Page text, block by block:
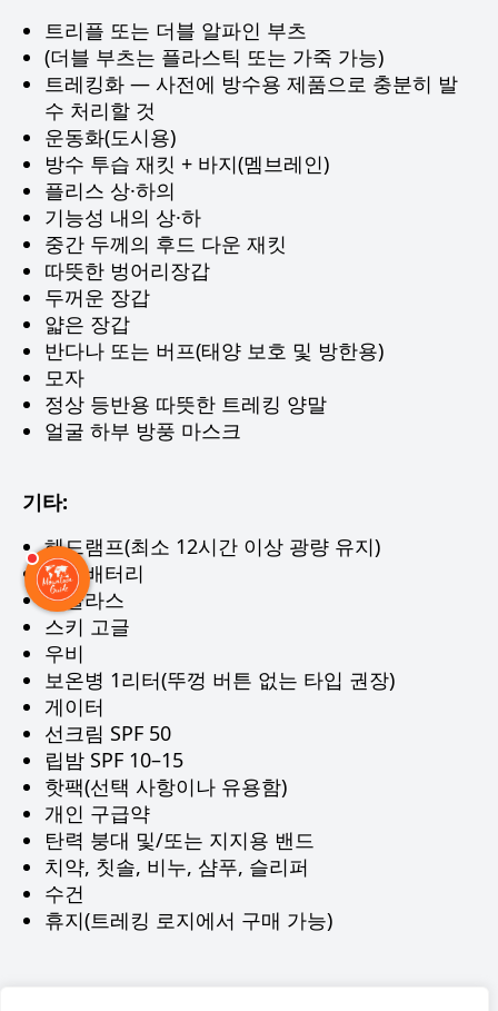
트리플 또는 더블 알파인 부츠
(더블 부츠는 플라스틱 또는 가죽 가능)
트레킹화 — 사전에 방수용 제품으로 충분히 발
수 처리할 것
운동화(도시용)
방수 투습 재킷 + 바지(멤브레인)
플리스 상·하의
기능성 내의 상·하
중간 두께의 후드 다운 재킷
따뜻한 벙어리장갑
두꺼운 장갑
얇은 장갑
반다나 또는 버프(태양 보호 및 방한용)
모자
정상 등반용 따뜻한 트레킹 양말
얼굴 하부 방풍 마스크
기타:
헤드램프(최소 12시간 이상 광량 유지)
보조배터리
선글라스
스키 고글
우비
보온병 1리터(뚜껑 버튼 없는 타입 권장)
게이터
선크림 SPF 50
립밤 SPF 10–15
핫팩(선택 사항이나 유용함)
개인 구급약
탄력 붕대 및/또는 지지용 밴드
치약, 칫솔, 비누, 샴푸, 슬리퍼
수건
휴지(트레킹 로지에서 구매 가능)